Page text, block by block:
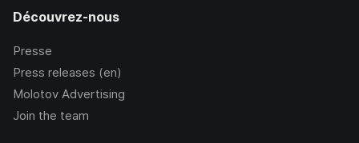
Découvrez-nous
Presse
Press releases (en)
Molotov Advertising
Join the team